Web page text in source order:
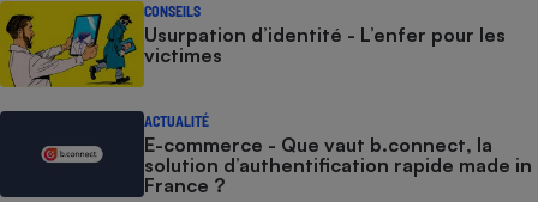
CONSEILS
Usurpation d’identité - L’enfer pour les
victimes
ACTUALITÉ
E-commerce - Que vaut b.connect, la
solution d’authentification rapide made in
France ?